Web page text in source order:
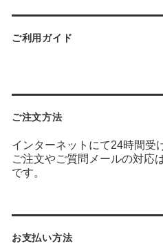
ご利用ガイド
ご注文方法
インターネットにて24時間受
ご注文やご質問メールの対応
です。
お支払い方法